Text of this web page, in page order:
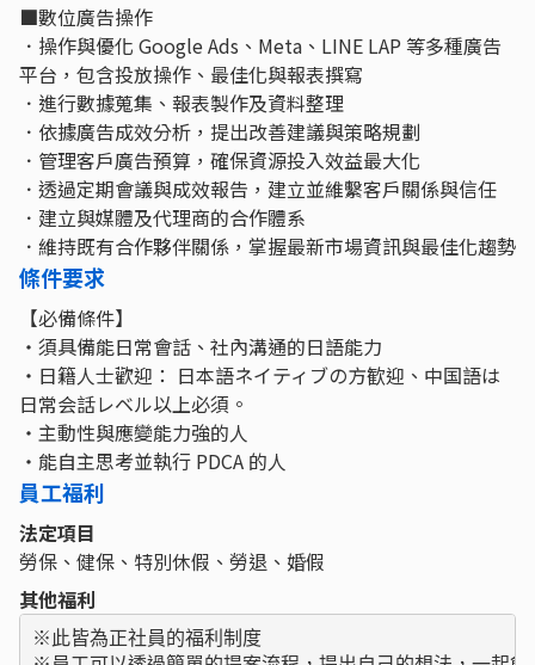
■數位廣告操作
．操作與優化 Google Ads、Meta、LINE LAP 等多種廣告
平台，包含投放操作、最佳化與報表撰寫
．進行數據蒐集、報表製作及資料整理
．依據廣告成效分析，提出改善建議與策略規劃
．管理客戶廣告預算，確保資源投入效益最大化
．透過定期會議與成效報告，建立並維繫客戶關係與信任
．建立與媒體及代理商的合作體系
．維持既有合作夥伴關係，掌握最新市場資訊與最佳化趨勢
條件要求
【必備條件】
・須具備能日常會話、社內溝通的日語能力
・日籍人士歡迎： 日本語ネイティブの方歓迎、中国語は
日常会話レベル以上必須。
・主動性與應變能力強的人
・能自主思考並執行 PDCA 的人
員工福利
法定項目
勞保、健保、特別休假、勞退、婚假
其他福利
※此皆為正社員的福利制度